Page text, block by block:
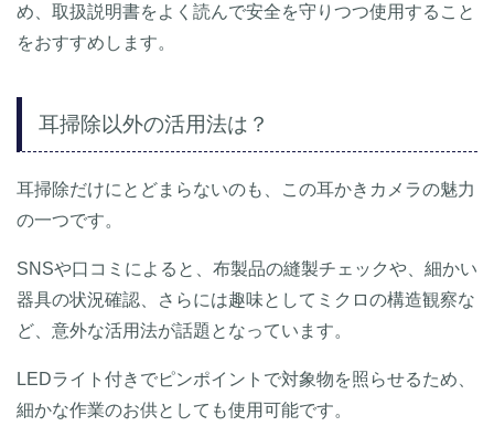
め、取扱説明書をよく読んで安全を守りつつ使用すること
をおすすめします。
耳掃除以外の活用法は？
耳掃除だけにとどまらないのも、この耳かきカメラの魅力
の一つです。
SNSや口コミによると、布製品の縫製チェックや、細かい
器具の状況確認、さらには趣味としてミクロの構造観察な
ど、意外な活用法が話題となっています。
LEDライト付きでピンポイントで対象物を照らせるため、
細かな作業のお供としても使用可能です。